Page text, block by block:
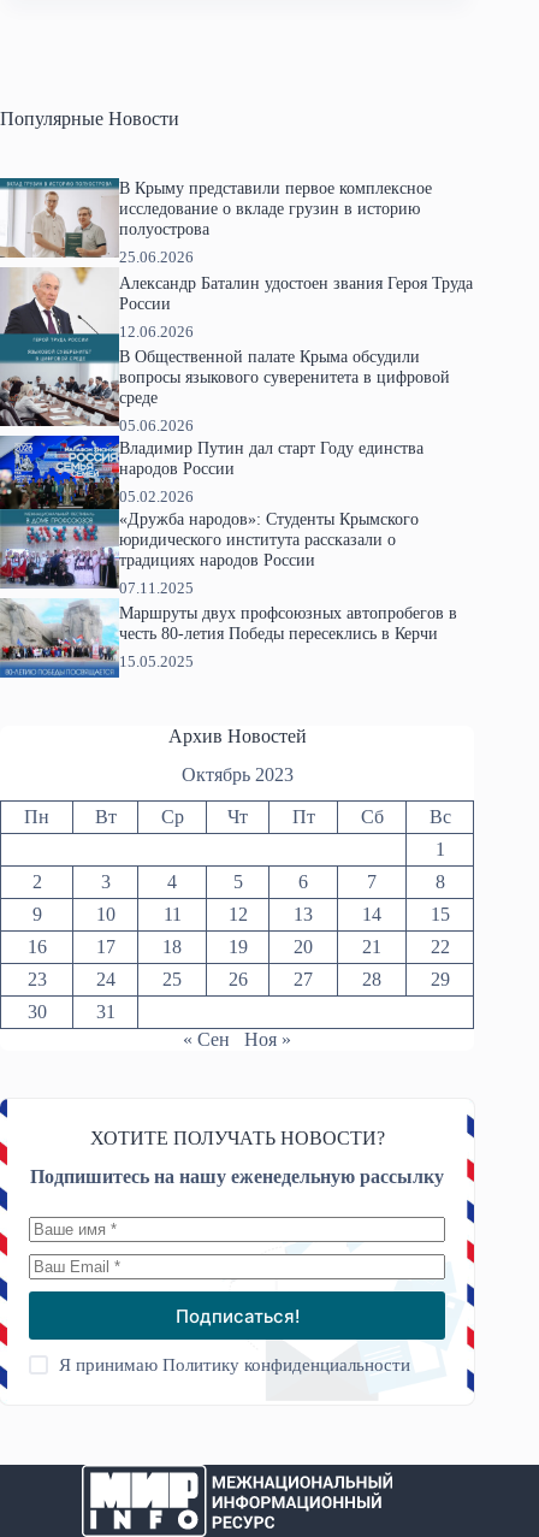
Популярные Новости
В Крыму представили первое комплексное
исследование о вкладе грузин в историю
полуострова
25.06.2026
Александр Баталин удостоен звания Героя Труда
России
12.06.2026
В Общественной палате Крыма обсудили
вопросы языкового суверенитета в цифровой
среде
05.06.2026
Владимир Путин дал старт Году единства
народов России
05.02.2026
«Дружба народов»: Студенты Крымского
юридического института рассказали о
традициях народов России
07.11.2025
Маршруты двух профсоюзных автопробегов в
честь 80-летия Победы пересеклись в Керчи
15.05.2025
Архив Новостей
Октябрь 2023
Пн Вт Ср Чт Пт Сб
Вс
1
2
3 4 5 6 7
8
9
10 11 12 13 14
15
16
17 18 19 20 21
22
23
24 25 26 27 28
29
30
31
« Сен
Ноя »
ХОТИТЕ ПОЛУЧАТЬ НОВОСТИ?
Подпишитесь на нашу еженедельную рассылку
Подписаться!
Я принимаюПолитику конфиденциальности